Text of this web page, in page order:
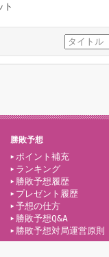
ト
勝敗予想
ポイント補充
ランキング
勝敗予想履歴
プレゼント履歴
予想の仕方
勝敗予想Q&A
勝敗予想対局運営原則